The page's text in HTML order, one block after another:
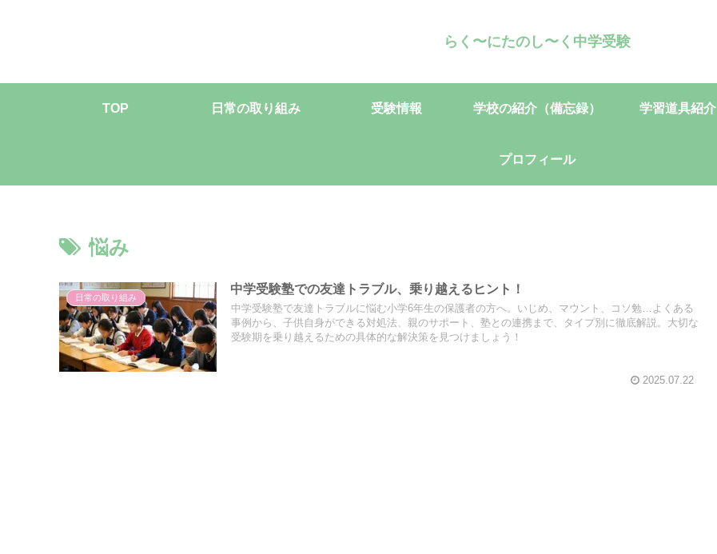
らく〜にたのし〜く中学受験
TOP 日常の取り組み 受験情報 学校の紹介（備忘録） 学習道具紹介
プロフィール
悩み
日常の取り組み
中学受験塾での友達トラブル、乗り越えるヒント！
中学受験塾で友達トラブルに悩む小学6年生の保護者の方へ。いじめ、マウント、コソ勉…よくある
事例から、子供自身ができる対処法、親のサポート、塾との連携まで、タイプ別に徹底解説。大切な
受験期を乗り越えるための具体的な解決策を見つけましょう！
2025.07.22